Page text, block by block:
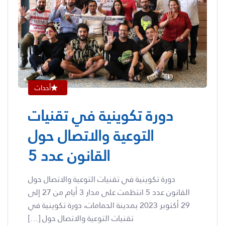
أحداث
دورة تكوينية في تقنيات
التوعية والاتصال حول
القانون عدد 5
دورة تكوينية في تقنيات التوعية والاتصال حول
القانون عدد 5 انتظمت على مدار 3 أيام من 27 إلى
29 أكتوبر 2023 بمدينة الحمامات، دورة تكوينية في
تقنيات التوعية والاتصال حول […]